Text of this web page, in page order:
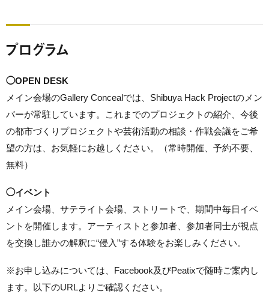
プログラム
◯OPEN DESK
メイン会場のGallery Concealでは、Shibuya Hack Projectのメン
バーが常駐しています。これまでのプロジェクトの紹介、今後
の都市づくりプロジェクトや芸術活動の相談・作戦会議をご希
望の方は、お気軽にお越しください。（常時開催、予約不要、
無料）
◯イベント
メイン会場、サテライト会場、ストリートで、期間中毎日イベ
ントを開催します。アーティストと参加者、参加者同士が視点
を交換し誰かの解釈に“侵入”する体験をお楽しみください。
※お申し込みについては、Facebook及びPeatixで随時ご案内し
ます。以下のURLよりご確認ください。